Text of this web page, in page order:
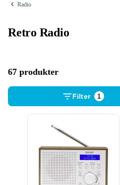
Radio
Retro Radio
67 produkter
Filter 1